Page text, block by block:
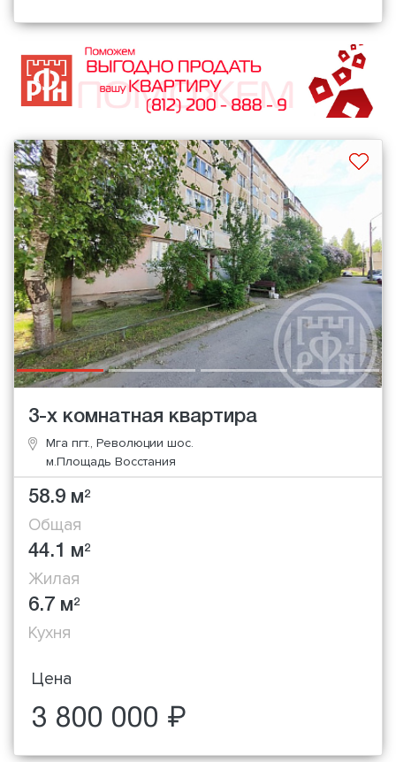
3-х комнатная квартира
Мга пгт., Революции шос.
м.Площадь Восстания
58.9 м2
Общая
44.1 м2
Жилая
6.7 м2
Кухня
Цена
3 800 000 ₽